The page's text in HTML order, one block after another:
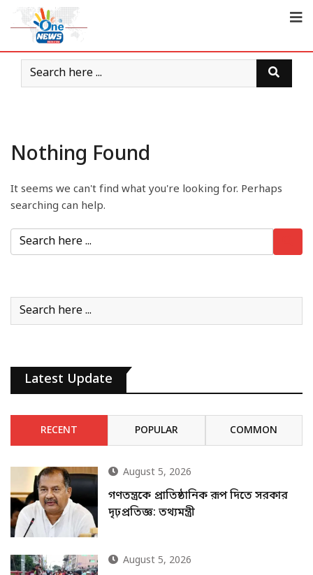
Nothing Found
It seems we can't find what you're looking for. Perhaps
searching can help.
Latest Update
RECENT POPULAR COMMON
August 5, 2026
গণতন্ত্রকে প্রাতিষ্ঠানিক রূপ দিতে সরকার
দৃঢ়প্রতিজ্ঞ: তথ্যমন্ত্রী
August 5, 2026